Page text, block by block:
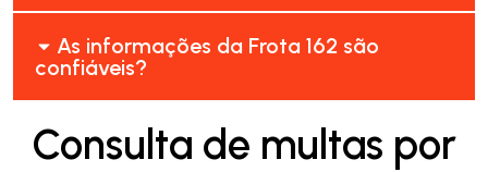
As informações da Frota 162 são
confiáveis?
Consulta de multas por